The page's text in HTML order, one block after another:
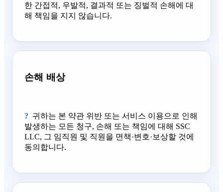
한 간접적, 우발적, 결과적 또는 징벌적 손해에 대
해 책임을 지지 않습니다.
손해 배상
귀하는 본 약관 위반 또는 서비스 이용으로 인해
발생하는 모든 청구, 손해 또는 책임에 대해 SSC
LLC, 그 임직원 및 직원을 면책·변호·보상할 것에
동의합니다.